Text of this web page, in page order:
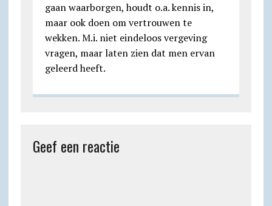
gaan waarborgen, houdt o.a. kennis in,
maar ook doen om vertrouwen te
wekken. M.i. niet eindeloos vergeving
vragen, maar laten zien dat men ervan
geleerd heeft.
Geef een reactie